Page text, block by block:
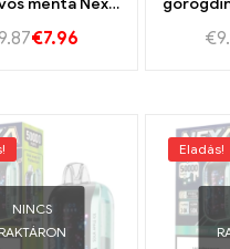
9.87€7.96
ízét a
€
e-cigaretta Svédország,
NINCS
RAKTÁRON
Eladás!